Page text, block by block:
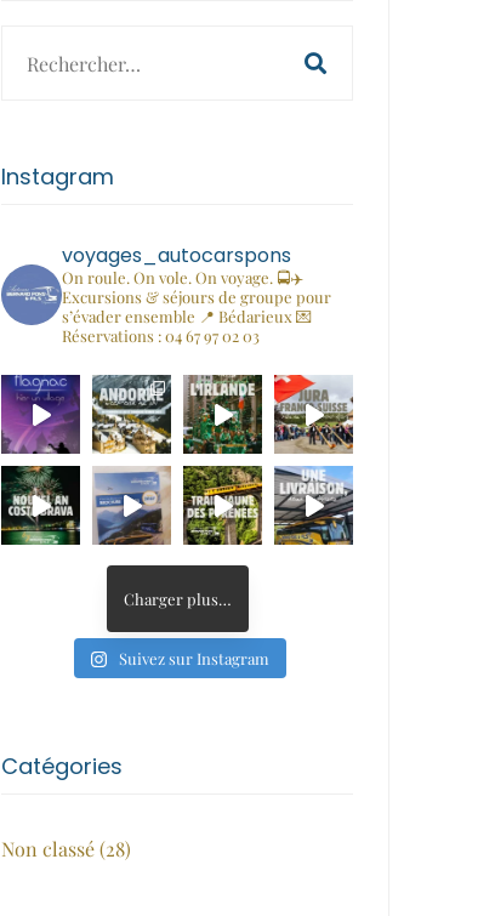
for:
Instagram
voyages_autocarspons
On roule. On vole. On voyage. 🚍✈️
Excursions & séjours de groupe pour
s’évader ensemble 📍 Bédarieux 💌
Réservations : 04 67 97 02 03
Charger plus…
Suivez sur Instagram
Catégories
Non classé(28)